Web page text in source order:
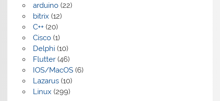
arduino(22)
bitrix (12)
C++(20)
Cisco(1)
Delphi(10)
Flutter(46)
IOS/MacOS(6)
Lazarus(10)
Linux (299)